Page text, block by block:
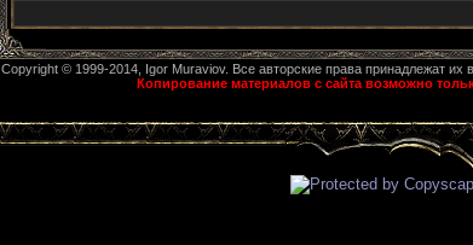
Copyright © 1999-2014, Igor Muraviov. Все авторские права принадлежат их
Копирование материалов с сайта возможно